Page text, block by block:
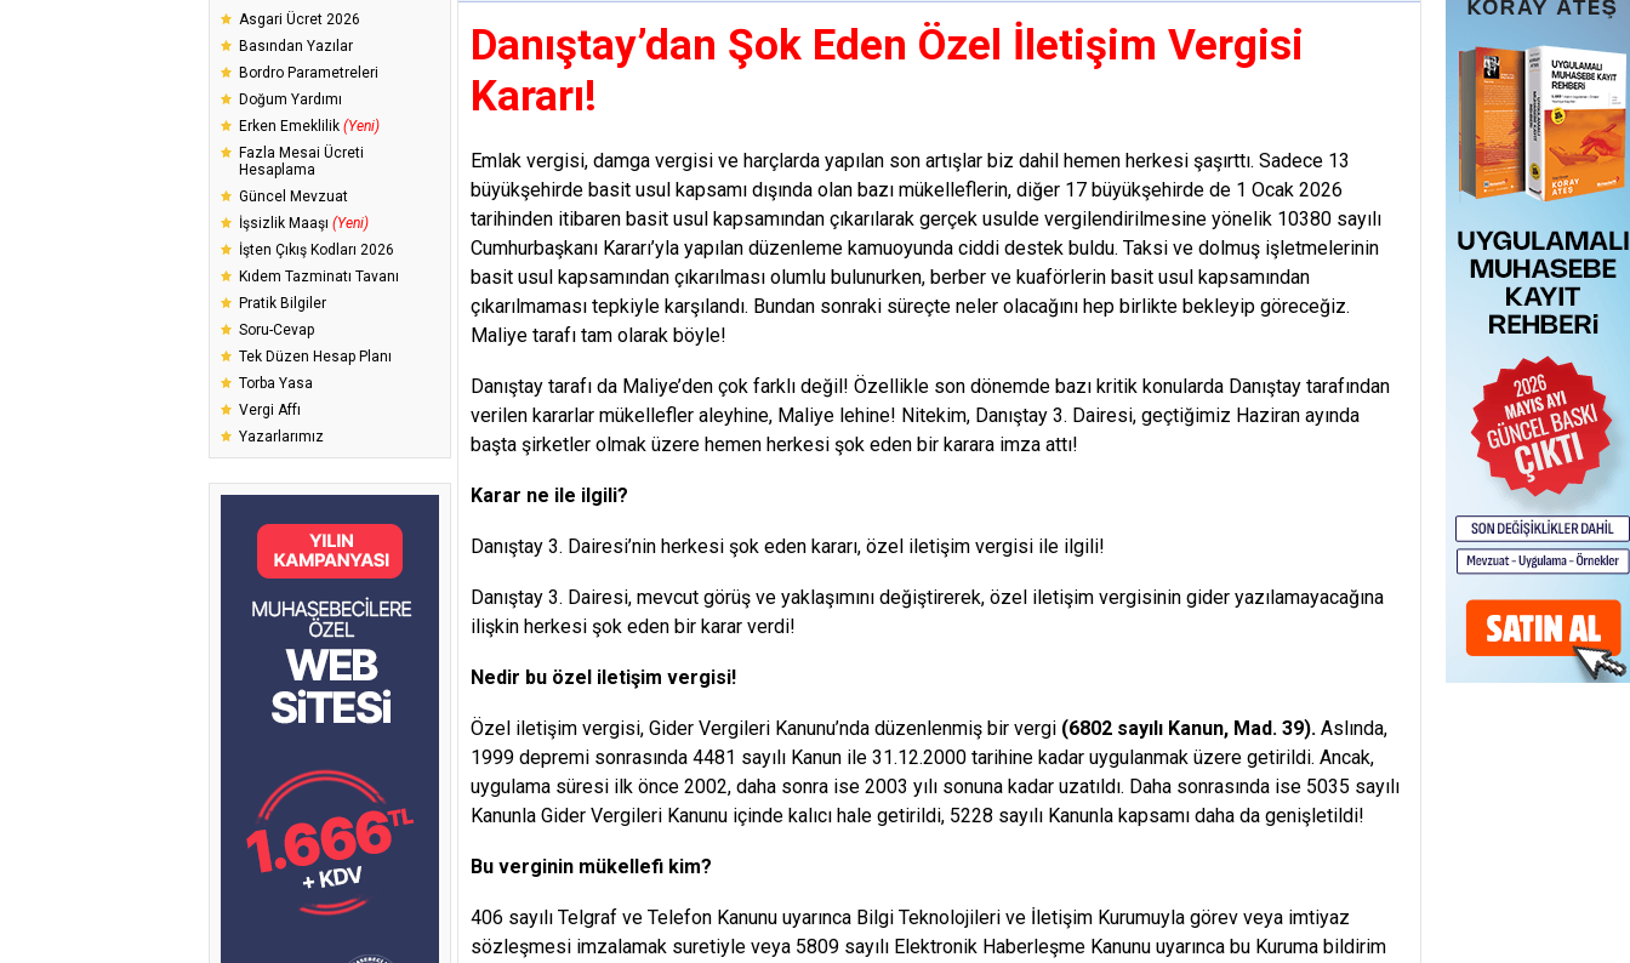
Asgari Ücret 2026
Basından Yazılar
Bordro Parametreleri
Doğum Yardımı
Erken Emeklilik (Yeni)
Fazla Mesai Ücreti
Hesaplama
Güncel Mevzuat
İşsizlik Maaşı (Yeni)
İşten Çıkış Kodları 2026
Kıdem Tazminatı Tavanı
Pratik Bilgiler
Soru-Cevap
Tek Düzen Hesap Planı
Torba Yasa
Vergi Affı
Yazarlarımız
Danıştay’dan Şok Eden Özel İletişim Vergisi
Kararı!
Emlak vergisi, damga vergisi ve harçlarda yapılan son artışlar biz dahil hemen herkesi şaşırttı. Sadece 13
büyükşehirde basit usul kapsamı dışında olan bazı mükelleflerin, diğer 17 büyükşehirde de 1 Ocak 2026
tarihinden itibaren basit usul kapsamından çıkarılarak gerçek usulde vergilendirilmesine yönelik 10380 sayılı
Cumhurbaşkanı Kararı’yla yapılan düzenleme kamuoyunda ciddi destek buldu. Taksi ve dolmuş işletmelerinin
basit usul kapsamından çıkarılması olumlu bulunurken, berber ve kuaförlerin basit usul kapsamından
çıkarılmaması tepkiyle karşılandı. Bundan sonraki süreçte neler olacağını hep birlikte bekleyip göreceğiz.
Maliye tarafı tam olarak böyle!
Danıştay tarafı da Maliye’den çok farklı değil! Özellikle son dönemde bazı kritik konularda Danıştay tarafından
verilen kararlar mükellefler aleyhine, Maliye lehine! Nitekim, Danıştay 3. Dairesi, geçtiğimiz Haziran ayında
başta şirketler olmak üzere hemen herkesi şok eden bir karara imza attı!
Karar ne ile ilgili?
Danıştay 3. Dairesi’nin herkesi şok eden kararı, özel iletişim vergisi ile ilgili!
Danıştay 3. Dairesi, mevcut görüş ve yaklaşımını değiştirerek, özel iletişim vergisinin gider yazılamayacağına
ilişkin herkesi şok eden bir karar verdi!
Nedir bu özel iletişim vergisi!
Özel iletişim vergisi, Gider Vergileri Kanunu’nda düzenlenmiş bir vergi (6802 sayılı Kanun, Mad. 39). Aslında,
1999 depremi sonrasında 4481 sayılı Kanun ile 31.12.2000 tarihine kadar uygulanmak üzere getirildi. Ancak,
uygulama süresi ilk önce 2002, daha sonra ise 2003 yılı sonuna kadar uzatıldı. Daha sonrasında ise 5035 sayılı
Kanunla Gider Vergileri Kanunu içinde kalıcı hale getirildi, 5228 sayılı Kanunla kapsamı daha da genişletildi!
Bu verginin mükellefi kim?
406 sayılı Telgraf ve Telefon Kanunu uyarınca Bilgi Teknolojileri ve İletişim Kurumuyla görev veya imtiyaz
sözleşmesi imzalamak suretiyle veya 5809 sayılı Elektronik Haberleşme Kanunu uyarınca bu Kuruma bildirim